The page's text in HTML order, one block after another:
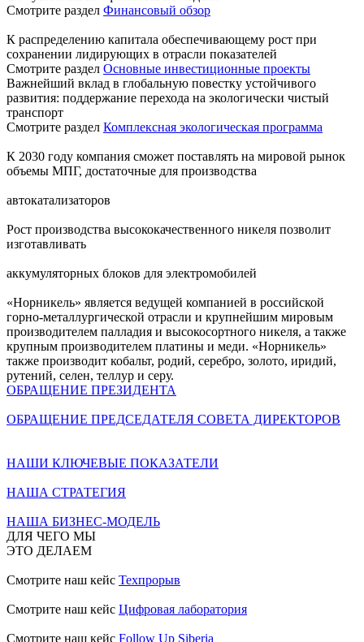
Смотрите раздел Финансовый обзор
К распределению капитала обеспечивающему рост при
сохранении лидирующих в отрасли показателей
Смотрите раздел Основные инвестиционные проекты
Важнейший вклад в глобальную повестку устойчивого
развития: поддержание перехода на экологически чистый
транспорт
Смотрите раздел Комплексная экологическая программа
К 2030 году компания сможет поставлять на мировой рынок
объемы МПГ, достаточные для производства
автокатализаторов
Рост производства высококачественного никеля позволит
изготавливать
аккумуляторных блоков для электромобилей
«Норникель» является ведущей компанией в российской
горно-металлургической отрасли и крупнейшим мировым
производителем палладия и высокосортного никеля, а также
крупным производителем платины и меди. «Норникель»
также производит кобальт, родий, серебро, золото, иридий,
рутений, селен, теллур и серу.
ОБРАЩЕНИЕ ПРЕЗИДЕНТА
ОБРАЩЕНИЕ ПРЕДСЕДАТЕЛЯ СОВЕТА ДИРЕКТОРОВ
НАШИ КЛЮЧЕВЫЕ ПОКАЗАТЕЛИ
НАША СТРАТЕГИЯ
НАША БИЗНЕС-МОДЕЛЬ
ДЛЯ ЧЕГО МЫ
ЭТО ДЕЛАЕМ
Смотрите наш кейс Техпрорыв
Смотрите наш кейс Цифровая лаборатория
Смотрите наш кейс Follow Up Siberia